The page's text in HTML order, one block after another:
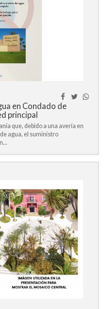
en Condado de
principal
que, debido a una avería en
agua, el suministro